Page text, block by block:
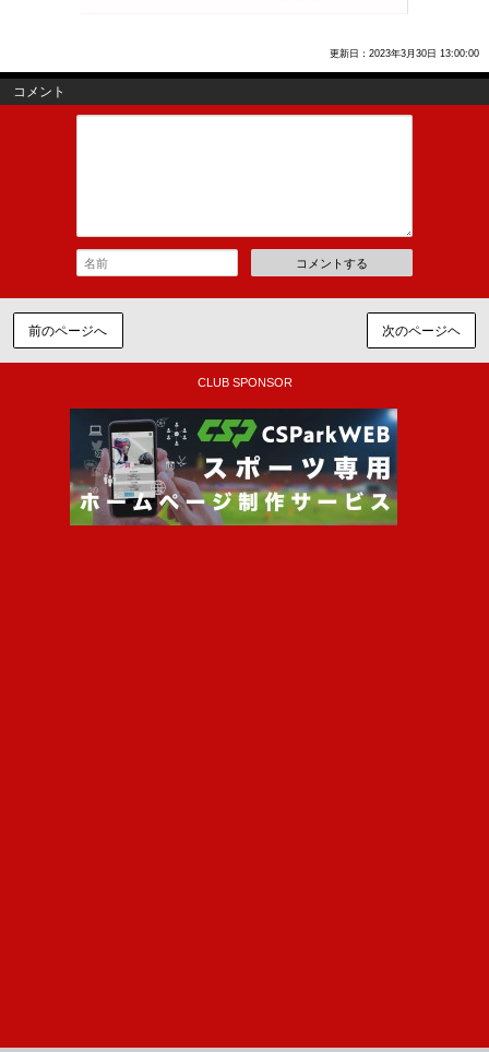
更新日：2023年3月30日 13:00:00
コメント
コメントする
前のページへ 次のページヘ
CLUB SPONSOR